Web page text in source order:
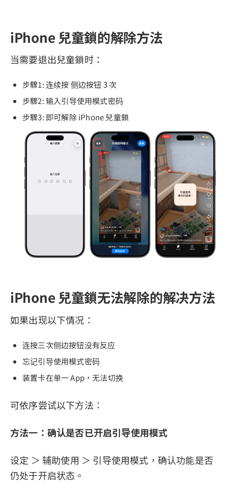
iPhone 兒童鎖的解除方法
当需要退出兒童鎖时：
步驟1: 连续按 侧边按钮 3 次
步驟2: 输入引导使用模式密码
步驟3: 即可解除 iPhone 兒童鎖
iPhone 兒童鎖无法解除的解决方法
如果出现以下情况：
连按三次侧边按钮没有反应
忘记引导使用模式密码
装置卡在单一 App，无法切换
可依序尝试以下方法：
方法一：确认是否已开启引导使用模式
设定 ＞ 辅助使用 ＞ 引导使用模式，确认功能是否
仍处于开启状态。